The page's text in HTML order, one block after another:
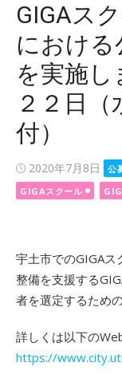
GIGAス
におけ
を実施し
２２日
付）
Posted
on
2020年7月8日 公
GIGAスクール
宇土市でのGIGAス
整備を支援する
者を選定するため
詳しくは以下の
https://